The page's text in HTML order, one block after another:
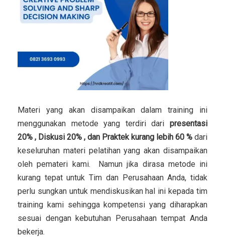
Materi yang akan disampaikan dalam training ini
menggunakan metode yang terdiri dari presentasi
20% , Diskusi 20% , dan Praktek kurang lebih 60 % dari
keseluruhan materi pelatihan yang akan disampaikan
oleh pemateri kami. Namun jika dirasa metode ini
kurang tepat untuk Tim dan Perusahaan Anda, tidak
perlu sungkan untuk mendiskusikan hal ini kepada tim
training kami sehingga kompetensi yang diharapkan
sesuai dengan kebutuhan Perusahaan tempat Anda
bekerja.